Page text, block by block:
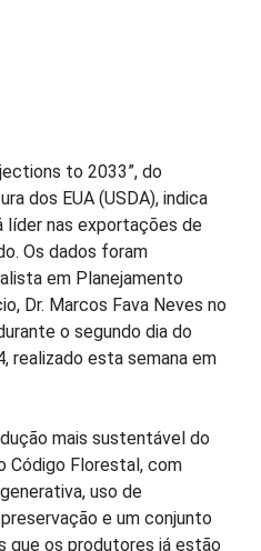
to 2033”, do
dos EUA (USDA), indica
líder nas exportações de
Os dados foram
em Planejamento
Dr. Marcos Fava Neves no
o segundo dia do
realizado esta semana em
mais sustentável do
Código Florestal, com
uso de
e um conjunto
que os produtores já estão